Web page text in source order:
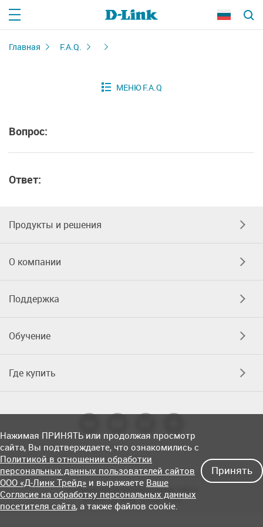
Главная F.A.Q.
Вопрос:
Ответ:
Продукты и решения
О компании
Поддержка
Обучение
Где купить
Соглашение об использовании сайта
© OOO «Д-Линк Трейд» 2026
Нажимая ПРИНЯТЬ или продолжая просмотр
сайта, Вы подтверждаете, что ознакомились с
Политикой в отношении обработки
персональных данных пользователей сайтов
ООО «Д-Линк Трейд» и выражаете Ваше
Согласие на обработку персональных данных
посетителя сайта, а также файлов cookie.
Принять